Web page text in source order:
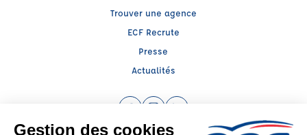
Trouver une agence
ECF Recrute
Presse
Actualités
Facebook (nouvelle fenêtre)
Instagram (nouvelle fenêtre)
LinkedIn (nouvelle fenêtre)